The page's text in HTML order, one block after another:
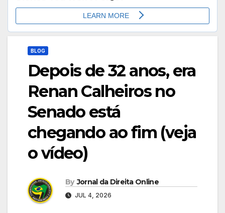
BLOG
Depois de 32 anos, era
Renan Calheiros no
Senado está
chegando ao fim (veja
o vídeo)
By Jornal da Direita Online
JUL 4, 2026